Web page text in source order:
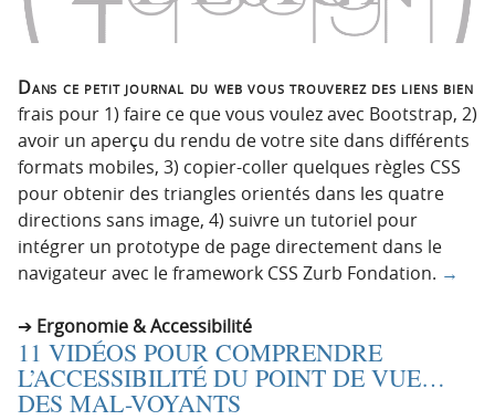
Dans ce petit journal du web vous trouverez des liens bien
frais pour 1) faire ce que vous voulez avec Bootstrap, 2)
avoir un aperçu du rendu de votre site dans différents
formats mobiles, 3) copier-coller quelques règles CSS
pour obtenir des triangles orientés dans les quatre
directions sans image, 4) suivre un tutoriel pour
intégrer un prototype de page directement dans le
navigateur avec le framework CSS Zurb Fondation. →
Ergonomie & Accessibilité
11 VIDÉOS POUR COMPRENDRE
L’ACCESSIBILITÉ DU POINT DE VUE…
DES MAL-VOYANTS